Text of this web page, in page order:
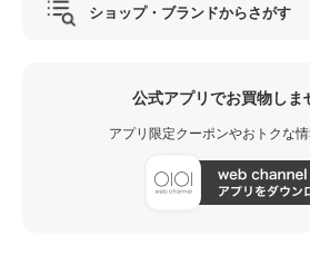
ショップ・ブランドからさがす
公式アプリでお買物しま
アプリ限定クーポンやおトクな情